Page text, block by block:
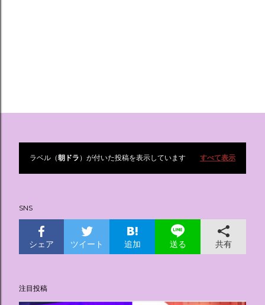
投ラベル（朝ドラ ）が付いた投稿を表示しています すべて表示
SNS
シェア ツイート 追加 送る 共有
注目投稿